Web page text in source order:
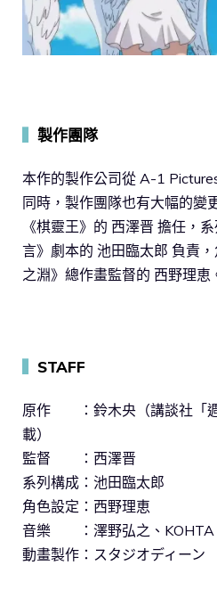
製作團隊
本作的製作公司從 A-1
同時，製作團隊也有大幅的變
《棋靈王》的 西澤晋 擔任，
言》劇本的 池田臨太郎 負責
之淵》總作畫監督的 西野理恵
STAFF
原作 ：鈴木央（講談社「
載）
監督 ：西澤晋
系列構成：池田臨太郎
角色設定：西野理恵
音樂 ：澤野弘之、KOHTA
動畫製作：スタジオディーン